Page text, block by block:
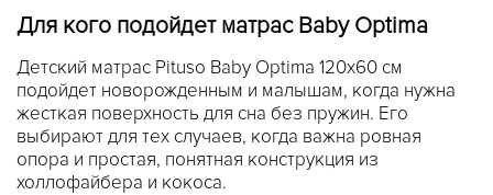
Для кого подойдет матрас Baby Optima
Детский матрас Pituso Baby Optima 120x60 см
подойдет новорожденным и малышам, когда нужна
жесткая поверхность для сна без пружин. Его
выбирают для тех случаев, когда важна ровная
опора и простая, понятная конструкция из
холлофайбера и кокоса.